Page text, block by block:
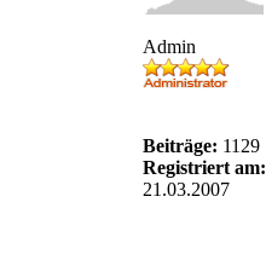
Admin
Beiträge: 1129
Registriert am:
21.03.2007